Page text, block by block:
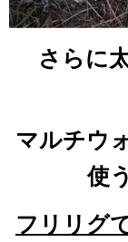
さらに
マルチウ
使
フリリグ